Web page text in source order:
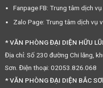
Fanpage FB: Trung tâm dịch
Zalo Page: Trung tâm dịch vụ
* VĂN PHÒNG ĐẠI DIỆN HỮU
Địa chỉ: Số 230 đường Chi lăng,
Sơn. Điện thoại: 02053.826.068
* VĂN PHÒNG ĐẠI DIỆN BẮC